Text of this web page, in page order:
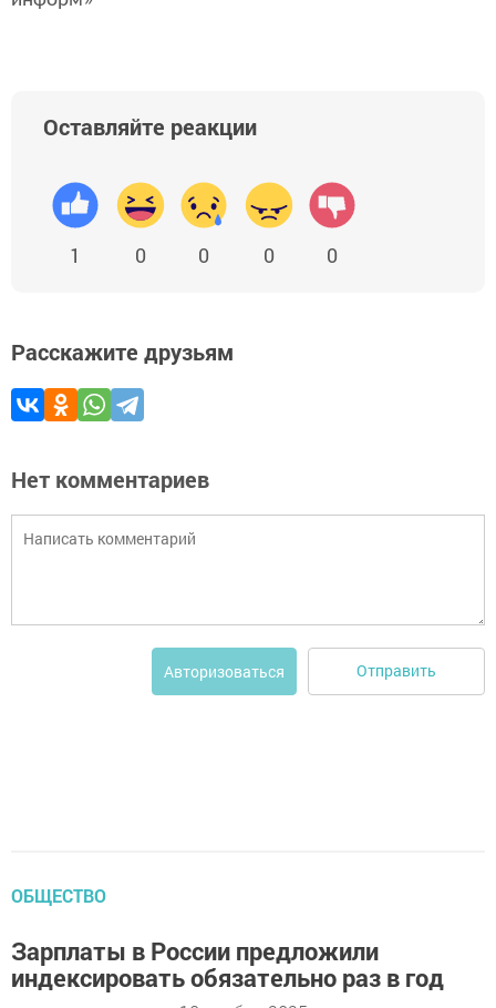
Оставляйте реакции
1 0 0 0 0
Расскажите друзьям
Нет комментариев
Авторизоваться Отправить
ОБЩЕСТВО
Зарплаты в России предложили
индексировать обязательно раз в год